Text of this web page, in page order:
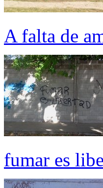
A falta de
fumar es